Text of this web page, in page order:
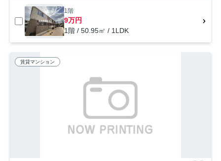
1階
9万円
1階 / 50.95㎡ / 1LDK
賃貸マンション